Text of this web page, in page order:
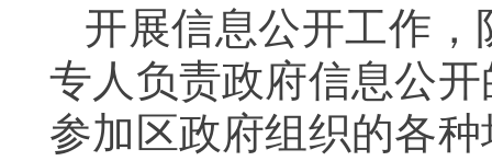
开展信息公开工作
专人负责政府信息公
参加区政府组织的各